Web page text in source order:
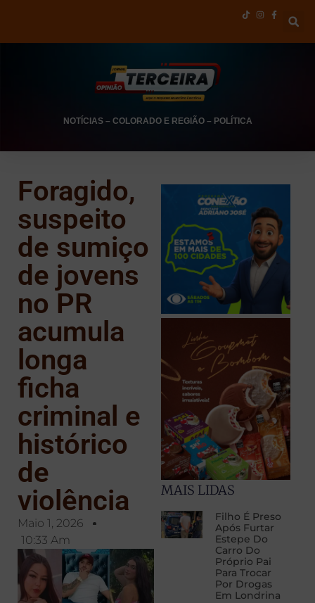
NOTÍCIAS– COLORADO E REGIÃO– POLÍTICA
Foragido,
suspeito
de sumiço
de jovens
no PR
acumula
longa
ficha
criminal e
histórico
de
violência
Maio 1, 2026
10:33 Am
MAIS LIDAS
Filho É Preso
Após Furtar
Estepe Do
Carro Do
Próprio Pai
Para Trocar
Por Drogas
Em Londrina